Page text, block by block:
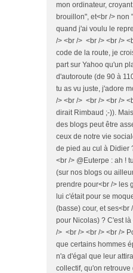
mon ordinateur,
brouillon", et<br /> non
quand j'ai voulu le
/> <br /> <br /> <br />
code de la route, je
part sur Yahoo qu'un
d'autoroute (de 90 à
tu as vu juste, j'adore
/> <br /> <br /> <br />
dirait Rimbaud ;-)).
des blogs peut être
ceux de notre vie
de pied au cul à Didier
<br /> @Euterpe : ah !
(sur nos blogs ou
prendre pour<br /> les
lui c'était pour se
(basse) cour, et
pour Nicolas) ? C'est
/> <br /> <br /> <br />
que certains hommes
n'a d'égal que leur
collectif, qu'on